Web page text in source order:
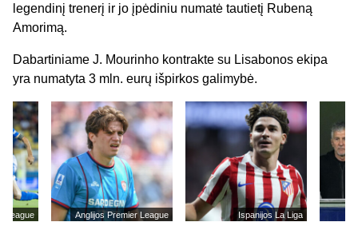
legendinį trenerį ir jo įpėdiniu numatė tautietį Rubeną
Amorimą.
Dabartiniame J. Mourinho kontrakte su Lisabonos ekipa
yra numatyta 3 mln. eurų išpirkos galimybė.
League Anglijos Premier League Ispanijos La Liga